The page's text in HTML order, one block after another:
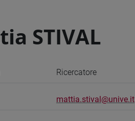
STIVAL
Ricercatore
mattia.stival@unive.it